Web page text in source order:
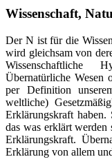
Wissenschaft,
Der N ist für die
wird gleichsam von
Wissenschaftliche
Übernatürliche Wesen
per Definition
weltliche)
Erklärungskraft haben.
das was erklärt
Erklärungskraft.
Erklärung von allem